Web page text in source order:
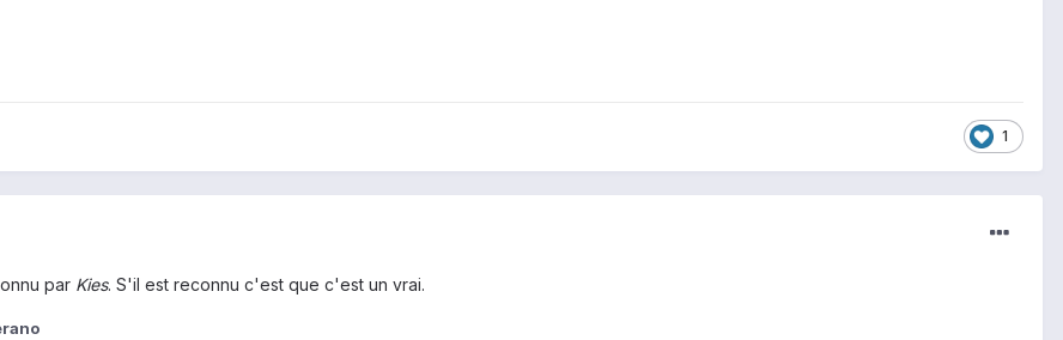
1
par Kies. S'il est reconnu c'est que c'est un vrai.